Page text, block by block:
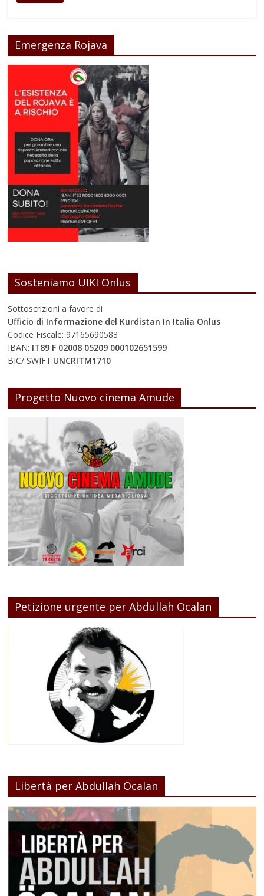
Emergenza Rojava
Sosteniamo UIKI Onlus
Sottoscrizioni a favore di
Ufficio di Informazione del Kurdistan In Italia Onlus
Codice Fiscale: 97165690583
IBAN: IT89 F 02008 05209 000102651599
BIC/ SWIFT:UNCRITM1710
Progetto Nuovo cinema Amude
Petizione urgente per Abdullah Ocalan
Libertà per Abdullah Öcalan